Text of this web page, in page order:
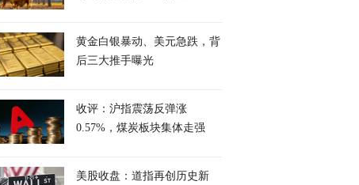
黄金白银暴动、美元急跌，背
后三大推手曝光
收评：沪指震荡反弹涨
0.57%，煤炭板块集体走强
美股收盘：道指再创历史新